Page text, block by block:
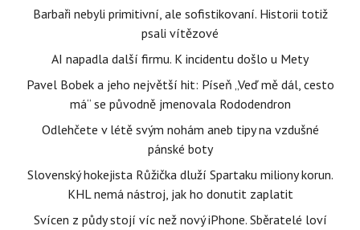
Barbaři nebyli primitivní, ale sofistikovaní. Historii totiž
psali vítězové
AI napadla další firmu. K incidentu došlo u Mety
Pavel Bobek a jeho největší hit: Píseň „Veď mě dál, cesto
má“ se původně jmenovala Rododendron
Odlehčete v létě svým nohám aneb tipy na vzdušné
pánské boty
Slovenský hokejista Růžička dluží Spartaku miliony korun.
KHL nemá nástroj, jak ho donutit zaplatit
Svícen z půdy stojí víc než nový iPhone. Sběratelé loví